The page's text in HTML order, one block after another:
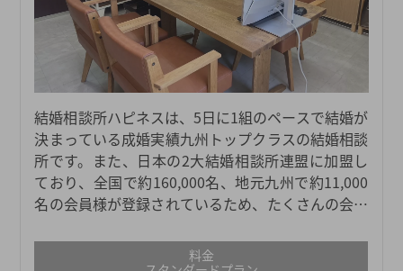
結婚相談所ハピネスは、5日に1組のペースで結婚が
決まっている成婚実績九州トップクラスの結婚相談
所です。また、日本の2大結婚相談所連盟に加盟し
ており、全国で約160,000名、地元九州で約11,000
名の会員様が登録されているため、たくさんの会員
ます。地元の会員数が多く、きめ細かい婚活サポー
料金